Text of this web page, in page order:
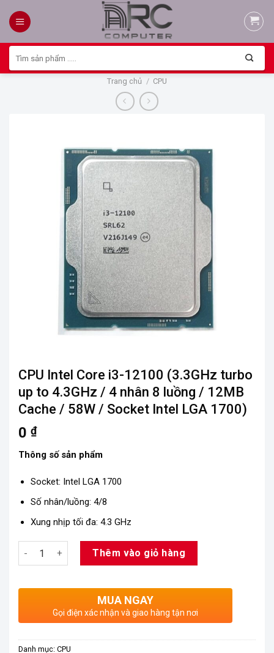
kiếm:
Trang chủ / CPU
CPU Intel Core i3-12100 (3.3GHz turbo
up to 4.3GHz / 4 nhân 8 luồng / 12MB
Cache / 58W / Socket Intel LGA 1700)
0 ₫
Thông số sản phẩm
Socket: Intel LGA 1700
Số nhân/luồng: 4/8
Xung nhịp tối đa: 4.3 GHz
Số lượng Thêm vào giỏ hàng
MUA NGAY
Gọi điện xác nhận và giao hàng tận nơi
Danh mục: CPU